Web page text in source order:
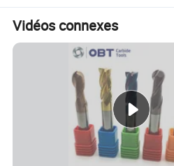
Vidéos connexes